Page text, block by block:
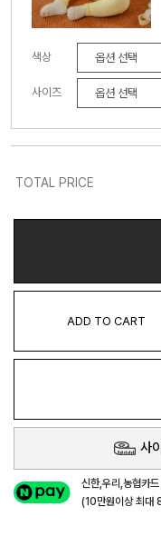
색상
사이즈
TOTAL PRICE
ADD TO CART
사
신한,우리,농협카
(10만원이상 최